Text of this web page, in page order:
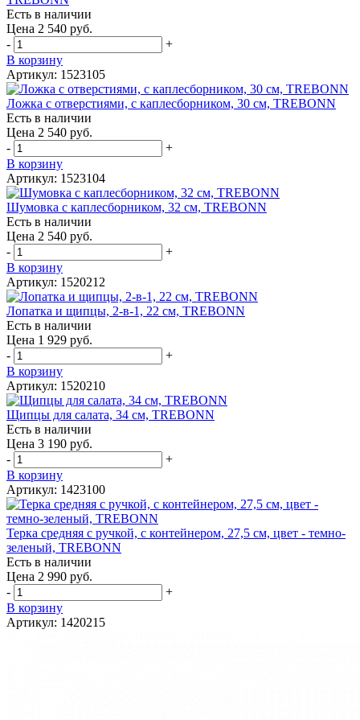
Есть в наличии
Цена 2 540 руб.
-
+
В корзину
Артикул: 1523105
Ложка с отверстиями, с каплесборником, 30 см, TREBONN
Есть в наличии
Цена 2 540 руб.
-
+
В корзину
Артикул: 1523104
Шумовка с каплесборником, 32 см, TREBONN
Есть в наличии
Цена 2 540 руб.
-
+
В корзину
Артикул: 1520212
Лопатка и щипцы, 2-в-1, 22 см, TREBONN
Есть в наличии
Цена 1 929 руб.
-
+
В корзину
Артикул: 1520210
Щипцы для салата, 34 см, TREBONN
Есть в наличии
Цена 3 190 руб.
-
+
В корзину
Артикул: 1423100
Терка средняя с ручкой, с контейнером, 27,5 см, цвет - темно-
зеленый, TREBONN
Есть в наличии
Цена 2 990 руб.
-
+
В корзину
Артикул: 1420215